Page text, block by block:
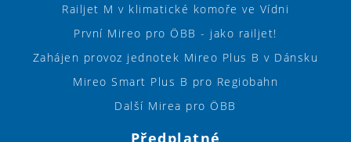
Railjet M v klimatické komoře ve Vídni
První Mireo pro ÖBB - jako railjet!
Zahájen provoz jednotek Mireo Plus B v Dánsku
Mireo Smart Plus B pro Regiobahn
Další Mirea pro ÖBB
Předplatné